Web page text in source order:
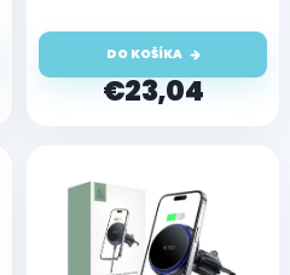
do ventilácie
€23,04
DO KOŠÍKA